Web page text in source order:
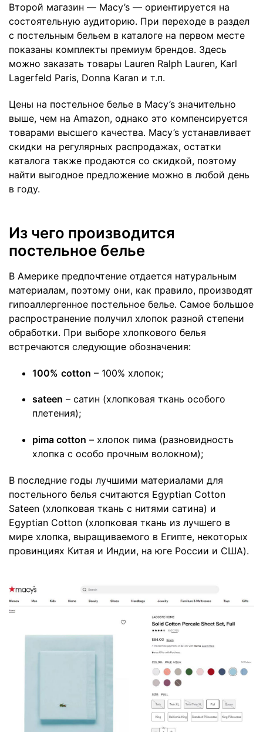
Второй магазин — Macy’s — ориентируется на
состоятельную аудиторию. При переходе в раздел
с постельным бельем в каталоге на первом месте
показаны комплекты премиум брендов. Здесь
можно заказать товары Lauren Ralph Lauren, Karl
Lagerfeld Paris, Donna Karan и т.п.
Цены на постельное белье в Macy’s значительно
выше, чем на Amazon, однако это компенсируется
товарами высшего качества. Macy’s устанавливает
скидки на регулярных распродажах, остатки
каталога также продаются со скидкой, поэтому
найти выгодное предложение можно в любой день
в году.
Из чего производится
постельное белье
В Америке предпочтение отдается натуральным
материалам, поэтому они, как правило, производят
гипоаллергенное постельное белье. Самое большое
распространение получил хлопок разной степени
обработки. При выборе хлопкового белья
встречаются следующие обозначения:
100% cotton – 100% хлопок;
sateen – сатин (хлопковая ткань особого
плетения);
pima cotton – хлопок пима (разновидность
хлопка с особо прочным волокном);
В последние годы лучшими материалами для
постельного белья считаются Egyptian Cotton
Sateen (хлопковая ткань с нитями сатина) и
Egyptian Cotton (хлопковая ткань из лучшего в
мире хлопка, выращиваемого в Египте, некоторых
провинциях Китая и Индии, на юге России и США).